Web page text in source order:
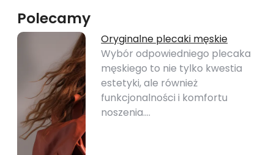
Polecamy
Oryginalne plecaki męskie
Wybór odpowiedniego plecaka
męskiego to nie tylko kwestia
estetyki, ale również
funkcjonalności i komfortu
noszenia.…